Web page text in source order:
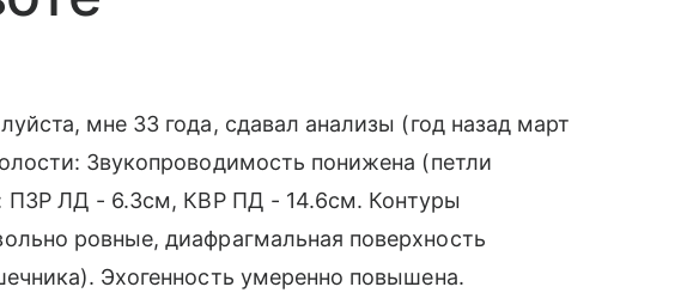
мне 33 года, сдавал анализы (год назад март
Звукопроводимость понижена (петли
ЛД - 6.3см, КВР ПД - 14.6см. Контуры
ровные, диафрагмальная поверхность
Эхогенность умеренно повышена.